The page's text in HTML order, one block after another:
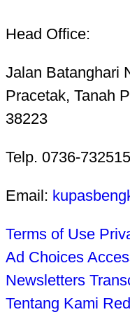
Head Office:
Jalan Batanghari
Pracetak, Tanah
38223
Telp. 0736-
Email:
Terms of Use
Ad Choices
Newsletters
Tentang Kami